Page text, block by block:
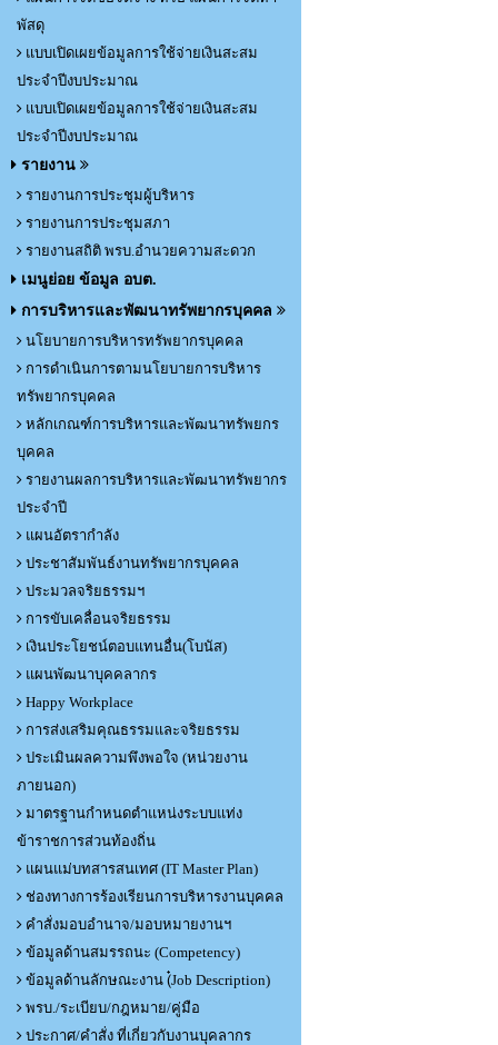
พัสดุ
แบบเปิดเผยข้อมูลการใช้จ่ายเงินสะสม
ประจำปีงบประมาณ
แบบเปิดเผยข้อมูลการใช้จ่ายเงินสะสม
ประจำปีงบประมาณ
รายงาน
รายงานการประชุมผู้บริหาร
รายงานการประชุมสภา
รายงานสถิติ พรบ.อำนวยความสะดวก
เมนูย่อย ข้อมูล อบต.
การบริหารและพัฒนาทรัพยากรบุคคล
นโยบายการบริหารทรัพยากรบุคคล
การดำเนินการตามนโยบายการบริหาร
ทรัพยากรบุคคล
หลักเกณฑ์การบริหารและพัฒนาทรัพยกร
บุคคล
รายงานผลการบริหารและพัฒนาทรัพยากร
ประจำปี
แผนอัตรากำลัง
ประชาสัมพันธ์งานทรัพยากรบุคคล
ประมวลจริยธรรมฯ
การขับเคลื่อนจริยธรรม
เงินประโยชน์ตอบแทนอื่น(โบนัส)
แผนพัฒนาบุคคลากร
Happy Workplace
การส่งเสริมคุณธรรมและจริยธรรม
ประเมินผลความพึงพอใจ (หน่วยงาน
ภายนอก)
มาตรฐานกำหนดตำแหน่งระบบแท่ง
ข้าราชการส่วนท้องถิ่น
แผนแม่บทสารสนเทศ (IT Master Plan)
ช่องทางการร้องเรียนการบริหารงานบุคคล
คำสั่งมอบอำนาจ/มอบหมายงานฯ
ข้อมูลด้านสมรรถนะ (Competency)
ข้อมูลด้านลักษณะงาน (๋Job Description)
พรบ./ระเบียบ/กฎหมาย/คู่มือ
ประกาศ/คำสั่ง ที่เกี่ยวกับงานบุคลากร